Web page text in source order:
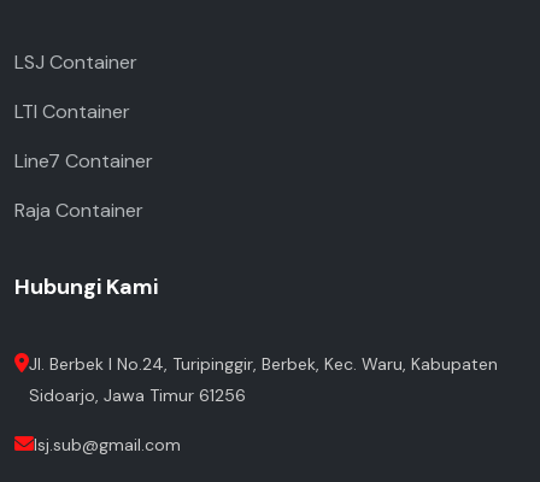
LSJ Container
LTI Container
Line7 Container
Raja Container
Hubungi Kami
Jl. Berbek I No.24, Turipinggir, Berbek, Kec. Waru, Kabupaten
Sidoarjo, Jawa Timur 61256
lsj.sub@gmail.com